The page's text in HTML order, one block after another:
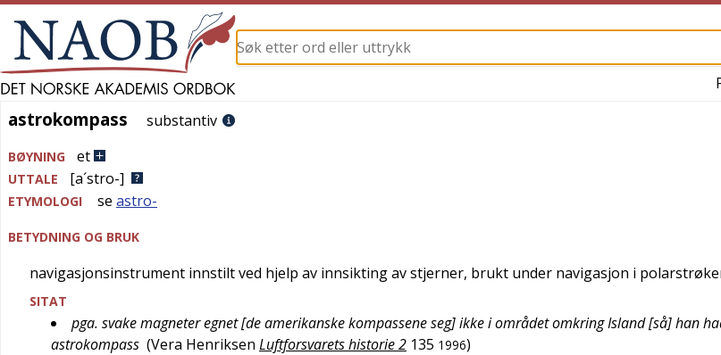
astrokompass
astrokompass substantiv
BØYNING et
UTTALE [a´stro-]
ETYMOLOGI se astro-
BETYDNING OG BRUK
navigasjonsinstrument innstilt ved hjelp av innsikting av stjerner, brukt under navigasjon i
SITAT
pga. svake magneter egnet [de amerikanske kompassene seg] ikke i området omkring Island [så] han
astrokompass (Vera Henriksen Luftforsvarets historie 2 135 1996)